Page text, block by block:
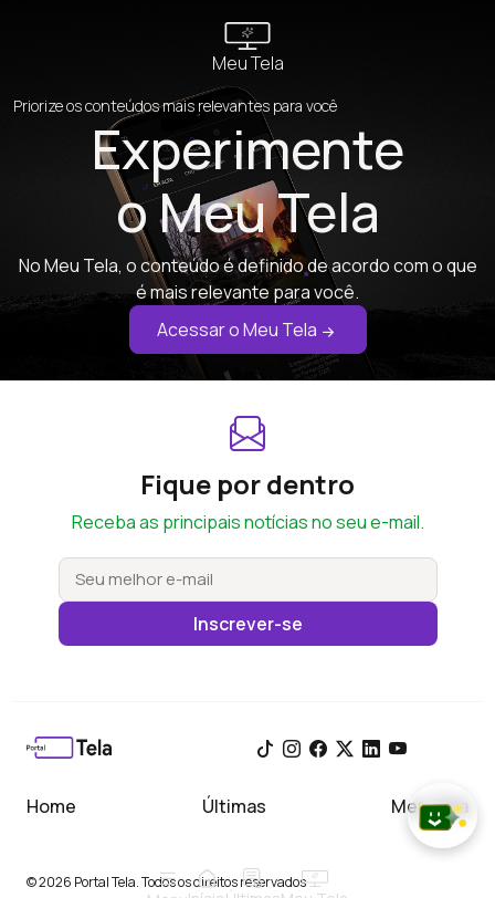
Meu Tela
Priorize os conteúdos mais relevantes para você
Experimente
o Meu Tela
No Meu Tela, o conteúdo é definido de acordo com o que
é mais relevante para você.
Acessar o Meu Tela
Fique por dentro
Receba as principais notícias no seu e-mail.
Inscrever-se
Home Últimas Meu Tela
© 2026 Portal Tela. Todos os direitos reservados